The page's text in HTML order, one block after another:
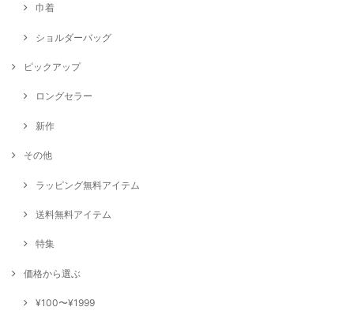
巾着
ショルダーバッグ
ピックアップ
ロングセラー
新作
その他
ラッピング無料アイテム
送料無料アイテム
特集
価格から選ぶ
¥100〜¥1999